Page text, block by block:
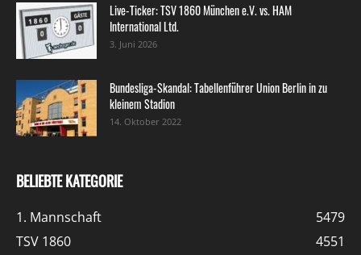
Live-Ticker: TSV 1860 München e.V. vs. HAM
International Ltd.
3. Juni 2026
Bundesliga-Skandal: Tabellenführer Union Berlin in zu
kleinem Stadion
14. Oktober 2022
BELIEBTE KATEGORIE
1. Mannschaft
5479
TSV 1860
4551